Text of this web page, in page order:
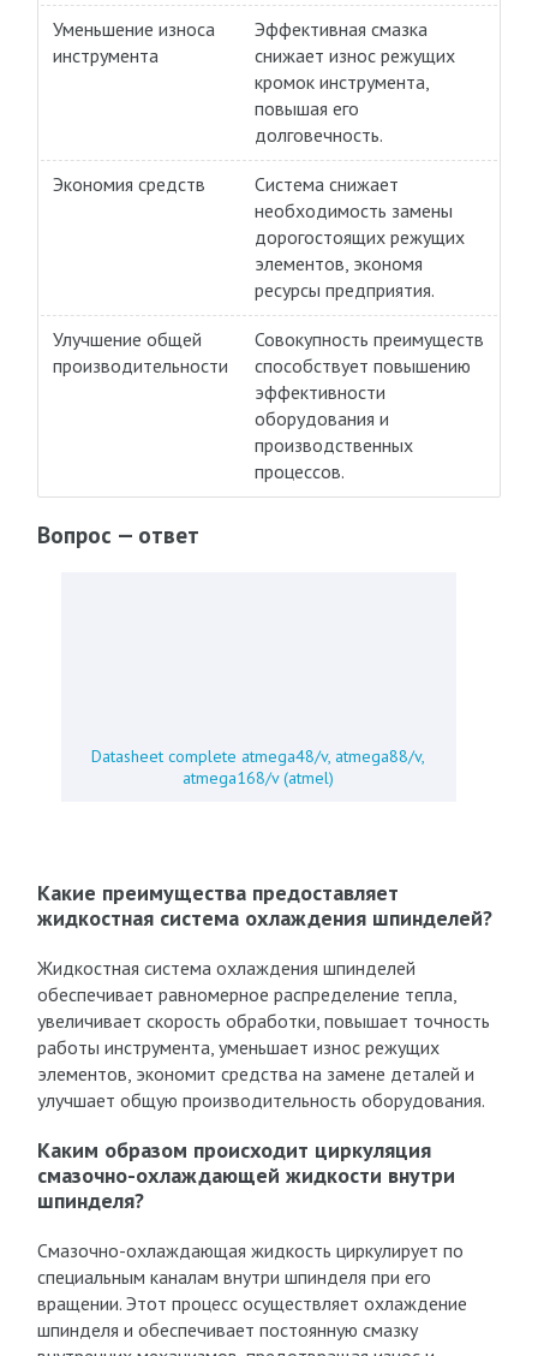
Уменьшение износа
инструмента
Эффективная смазка
снижает износ режущих
кромок инструмента,
повышая его
долговечность.
Экономия средств
Система снижает
необходимость замены
дорогостоящих режущих
элементов, экономя
ресурсы предприятия.
Улучшение общей
производительности
Совокупность преимуществ
способствует повышению
эффективности
оборудования и
производственных
процессов.
Вопрос — ответ
Datasheet complete atmega48/v, atmega88/v,
atmega168/v (atmel)
Какие преимущества предоставляет
жидкостная система охлаждения шпинделей?
Жидкостная система охлаждения шпинделей
обеспечивает равномерное распределение тепла,
увеличивает скорость обработки, повышает точность
работы инструмента, уменьшает износ режущих
элементов, экономит средства на замене деталей и
улучшает общую производительность оборудования.
Каким образом происходит циркуляция
смазочно-охлаждающей жидкости внутри
шпинделя?
Смазочно-охлаждающая жидкость циркулирует по
специальным каналам внутри шпинделя при его
вращении. Этот процесс осуществляет охлаждение
шпинделя и обеспечивает постоянную смазку